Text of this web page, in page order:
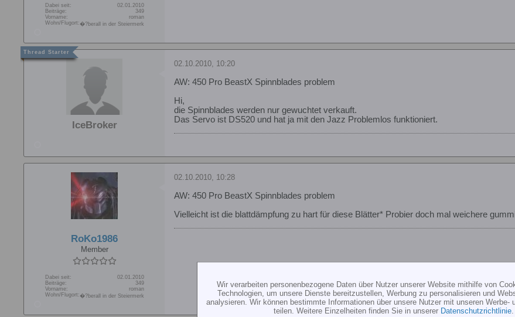
Dabei seit:
02.01.2010
Beiträge:
349
Vorname:
roman
Wohn/Flugort: �?berall in der Steiermerk
IceBroker
02.10.2010, 10:20
AW: 450 Pro BeastX Spinnblades problem
Hi,
die Spinnblades werden nur gewuchtet verkauft.
Das Servo ist DS520 und hat ja mit den Jazz Problemlos funktioniert.
RoKo1986
Member
Dabei seit:
02.01.2010
Beiträge:
349
Vorname:
roman
Wohn/Flugort: �?berall in der Steiermerk
02.10.2010, 10:28
AW: 450 Pro BeastX Spinnblades problem
Vielleicht ist die blattdämpfung zu hart für diese Blätter* Probier doch mal weichere
Wir verarbeiten personenbezogene Daten über Nutzer unserer Website mithilfe von
Technologien, um unsere Dienste bereitzustellen, Werbung zu personalisieren und
analysieren. Wir können bestimmte Informationen über unsere Nutzer mit unseren Werbe-
teilen. Weitere Einzelheiten finden Sie in unserer Datenschutzrichtlinie